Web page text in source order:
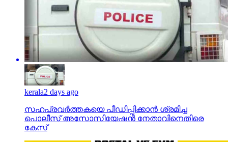
kerala2 days ago
സഹപ്രവര്‍ത്തകയെ പീഡിപ്പിക്കാന്‍ ശ്രമിച്ച
പൊലീസ് അസോസിയേഷന്‍ നേതാവിനെതിരെ
കേസ്